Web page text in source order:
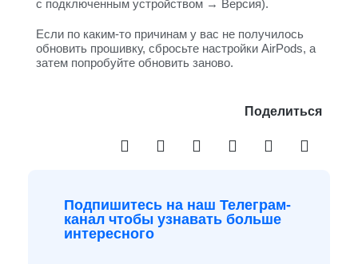
с подключенным устройством → Версия).
Если по каким-то причинам у вас не получилось
обновить прошивку, сбросьте настройки AirPods, а
затем попробуйте обновить заново.
Поделиться
Подпишитесь на наш Телеграм-
канал чтобы узнавать больше
интересного